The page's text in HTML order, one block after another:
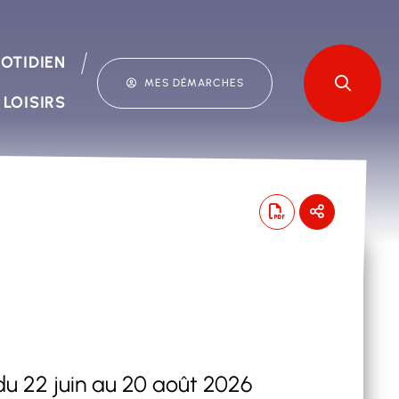
MES DÉMARCHES
22 juin au 20 août 2026